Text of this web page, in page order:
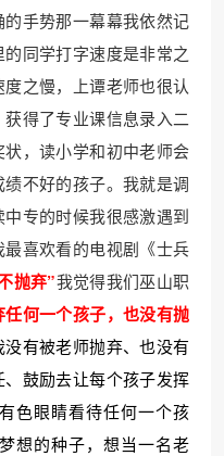
手势那一幕幕我依然记
同学打字速度是非常之
之慢，上谭老师也很认
得了专业课信息录入二
，读小学和初中老师会
不好的孩子。我就是调
专的时候我很感激遇到
喜欢看的电视剧《士兵
抛弃”我觉得我们巫山职
任何一个孩子，也没有抛
没有被老师抛弃、也没有
鼓励去让每个孩子发挥
色眼睛看待任何一个孩
想的种子，想当一名老